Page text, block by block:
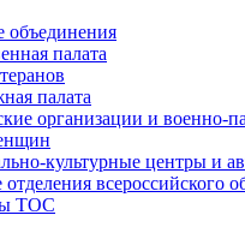
объединения
палата
палата
организации и военно-
культурные центры и
всероссийского
ТОС